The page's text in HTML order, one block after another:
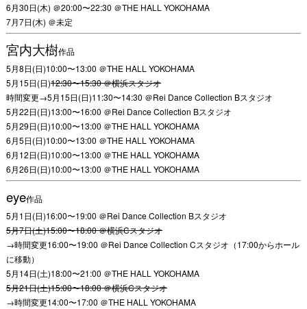
6月30日(木) ＠20:00〜22:30 ＠THE HALL YOKOHAMA
7月7日(木) ＠未定
宮内大樹作品
5月8日(日)10:00〜13:00 ＠THE HALL YOKOHAMA
5月15日(日)12:30〜15:30 ＠横浜スタジオ
時間変更→5月15日(日)11:30〜14:30 ＠Rei Dance Collection Bスタジオ
5月22日(日)13:00〜16:00 ＠Rei Dance Collection Bスタジオ
5月29日(日)10:00〜13:00 ＠THE HALL YOKOHAMA
6月5日(日)10:00〜13:00 ＠THE HALL YOKOHAMA
6月12日(日)10:00〜13:00 ＠THE HALL YOKOHAMA
6月26日(日)10:00〜13:00 ＠THE HALL YOKOHAMA
eye作品
5月1日(日)16:00〜19:00 ＠Rei Dance Collection Bスタジオ
5月7日(土)15:00〜18:00 ＠横浜Cスタジオ
→時間変更16:00〜19:00 ＠Rei Dance Collection Cスタジオ（17:00からホール
に移動）
5月14日(土)18:00〜21:00 ＠THE HALL YOKOHAMA
5月21日(土)15:00〜18:00 ＠横浜Cスタジオ
→時間変更14:00〜17:00 ＠THE HALL YOKOHAMA